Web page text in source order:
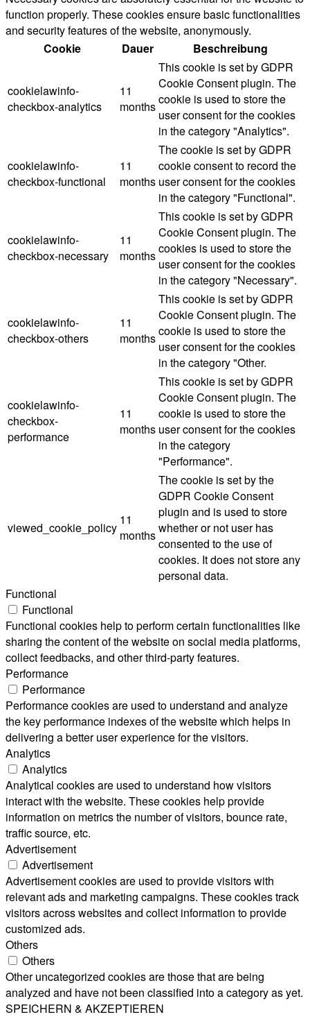
function properly. These cookies ensure basic functionalities
and security features of the website, anonymously.
Cookie
Dauer Beschreibung
cookielawinfo-
checkbox-analytics
11
months
This cookie is set by GDPR
Cookie Consent plugin. The
cookie is used to store the
user consent for the cookies
in the category "Analytics".
cookielawinfo-
checkbox-functional
11
months
The cookie is set by GDPR
cookie consent to record the
user consent for the cookies
in the category "Functional".
cookielawinfo-
checkbox-necessary
11
months
This cookie is set by GDPR
Cookie Consent plugin. The
cookies is used to store the
user consent for the cookies
in the category "Necessary".
cookielawinfo-
checkbox-others
11
months
This cookie is set by GDPR
Cookie Consent plugin. The
cookie is used to store the
user consent for the cookies
in the category "Other.
cookielawinfo-
checkbox-
performance
11
months
This cookie is set by GDPR
Cookie Consent plugin. The
cookie is used to store the
user consent for the cookies
in the category
"Performance".
viewed_cookie_policy
11
months
The cookie is set by the
GDPR Cookie Consent
plugin and is used to store
whether or not user has
consented to the use of
cookies. It does not store any
personal data.
Functional
Functional
Functional cookies help to perform certain functionalities like
sharing the content of the website on social media platforms,
collect feedbacks, and other third-party features.
Performance
Performance
Performance cookies are used to understand and analyze
the key performance indexes of the website which helps in
delivering a better user experience for the visitors.
Analytics
Analytics
Analytical cookies are used to understand how visitors
interact with the website. These cookies help provide
information on metrics the number of visitors, bounce rate,
traffic source, etc.
Advertisement
Advertisement
Advertisement cookies are used to provide visitors with
relevant ads and marketing campaigns. These cookies track
visitors across websites and collect information to provide
customized ads.
Others
Others
Other uncategorized cookies are those that are being
analyzed and have not been classified into a category as yet.
SPEICHERN & AKZEPTIEREN